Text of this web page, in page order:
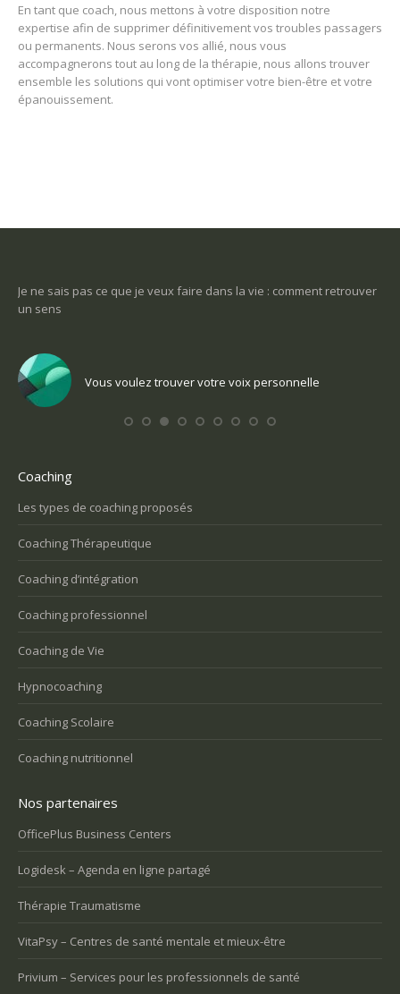
En tant que coach, nous mettons à votre disposition notre
expertise afin de supprimer définitivement vos troubles passagers
ou permanents. Nous serons vos allié, nous vous
accompagnerons tout au long de la thérapie, nous allons trouver
ensemble les solutions qui vont optimiser votre bien-être et votre
épanouissement.
Je ne sais pas ce que je veux faire dans la vie : comment retrouver
un sens
Vous voulez trouver votre voix personnelle
Coaching
Les types de coaching proposés
Coaching Thérapeutique
Coaching d’intégration
Coaching professionnel
Coaching de Vie
Hypnocoaching
Coaching Scolaire
Coaching nutritionnel
Nos partenaires
OfficePlus Business Centers
Logidesk – Agenda en ligne partagé
Thérapie Traumatisme
VitaPsy – Centres de santé mentale et mieux-être
Privium – Services pour les professionnels de santé